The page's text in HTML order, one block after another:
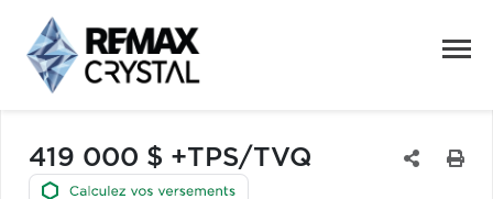
419 000 $ +TPS/TVQ